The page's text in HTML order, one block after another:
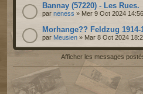
Bannay (57220) - Les Rues.
par neness » Mer 9 Oct 2024
Morhange?? Feldzug 1914-
par Meusien » Mar 8 Oct 2024
Afficher les messages